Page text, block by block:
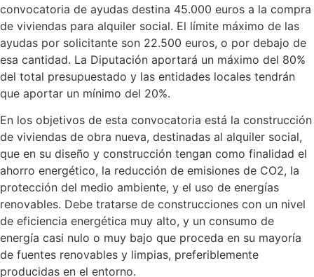
convocatoria de ayudas destina 45.000 euros a la compra
de viviendas para alquiler social. El límite máximo de las
ayudas por solicitante son 22.500 euros, o por debajo de
esa cantidad. La Diputación aportará un máximo del 80%
del total presupuestado y las entidades locales tendrán
que aportar un mínimo del 20%.
En los objetivos de esta convocatoria está la construcción
de viviendas de obra nueva, destinadas al alquiler social,
que en su diseño y construcción tengan como finalidad el
ahorro energético, la reducción de emisiones de CO2, la
protección del medio ambiente, y el uso de energías
renovables. Debe tratarse de construcciones con un nivel
de eficiencia energética muy alto, y un consumo de
energía casi nulo o muy bajo que proceda en su mayoría
de fuentes renovables y limpias, preferiblemente
producidas en el entorno.